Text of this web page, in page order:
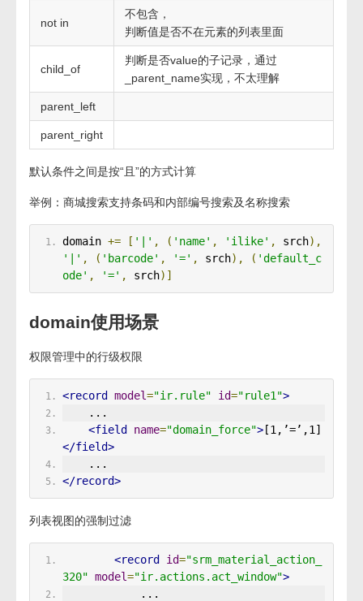
not in
不包含，
判断值是否不在元素的列表里面
child_of
判断是否value的子记录，通过
_parent_name实现，不太理解
parent_left
parent_right
默认条件之间是按“且”的方式计算
举例：商城搜索支持条码和内部编号搜索及名称搜索
domain += [ '|' , ( 'name' , 'ilike' , srch),
'|' , ( 'barcode' , '=' , srch), ( 'default_c
ode' , '=' , srch)]
domain使用场景
权限管理中的行级权限
<record model="ir.rule" id="rule1">
    ...
<field
name="domain_force">[1,’=’,1]
</field>
    ...
</record>
列表视图的强制过滤
<record id="srm_material_action_
320" model="ir.actions.act_window">
            ...